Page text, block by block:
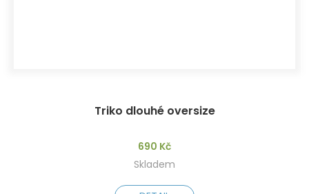
Triko dlouhé oversize
690 Kč
Skladem